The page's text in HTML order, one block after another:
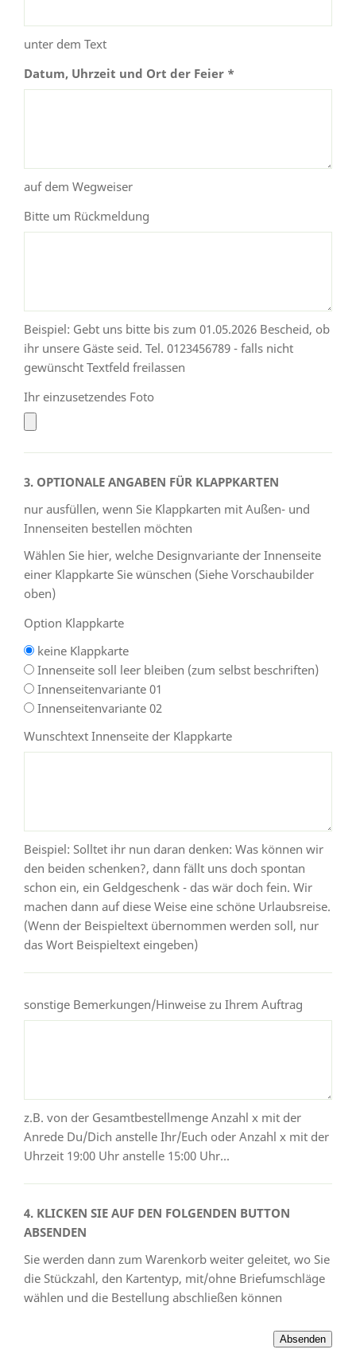
unter dem Text
Datum, Uhrzeit und Ort der Feier *
auf dem Wegweiser
Bitte um Rückmeldung
Beispiel: Gebt uns bitte bis zum 01.05.2026 Bescheid, ob
ihr unsere Gäste seid. Tel. 0123456789 - falls nicht
gewünscht Textfeld freilassen
Ihr einzusetzendes Foto
3. OPTIONALE ANGABEN FÜR KLAPPKARTEN
nur ausfüllen, wenn Sie Klappkarten mit Außen- und
Innenseiten bestellen möchten
Wählen Sie hier, welche Designvariante der Innenseite
einer Klappkarte Sie wünschen (Siehe Vorschaubilder
oben)
Option Klappkarte
keine Klappkarte
Innenseite soll leer bleiben (zum selbst beschriften)
Innenseitenvariante 01
Innenseitenvariante 02
Wunschtext Innenseite der Klappkarte
Beispiel: Solltet ihr nun daran denken: Was können wir
den beiden schenken?, dann fällt uns doch spontan
schon ein, ein Geldgeschenk - das wär doch fein. Wir
machen dann auf diese Weise eine schöne Urlaubsreise.
(Wenn der Beispieltext übernommen werden soll, nur
das Wort Beispieltext eingeben)
sonstige Bemerkungen/Hinweise zu Ihrem Auftrag
z.B. von der Gesamtbestellmenge Anzahl x mit der
Anrede Du/Dich anstelle Ihr/Euch oder Anzahl x mit der
Uhrzeit 19:00 Uhr anstelle 15:00 Uhr...
4. KLICKEN SIE AUF DEN FOLGENDEN BUTTON
ABSENDEN
Sie werden dann zum Warenkorb weiter geleitet, wo Sie
die Stückzahl, den Kartentyp, mit/ohne Briefumschläge
wählen und die Bestellung abschließen können